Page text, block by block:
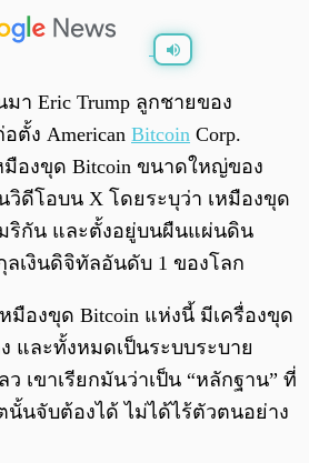
า Eric Trump ลูกชายของ
ตั้ง American Bitcoin Corp.
มืองขุด Bitcoin ขนาดใหญ่ของ
วิดีโอบน X โดยระบุว่า เหมืองขุด
ริกัน และตั้งอยู่บนผืนแผ่นดิน
ลเงินดิจิทัลอันดับ 1 ของโลก
หมืองขุด Bitcoin แห่งนี้ มีเครื่องขุด
และทั้งหมดเป็นระบบระบาย
เขาเรียกมันว่าเป็น “หลักฐาน” ที่
นั้นจับต้องได้ ไม่ได้ไร้ตัวตนอย่าง